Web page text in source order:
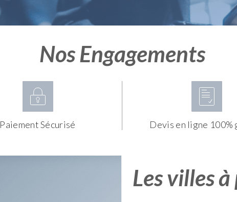
Nos Engagements
Paiement Sécurisé Devis en ligne
Les villes